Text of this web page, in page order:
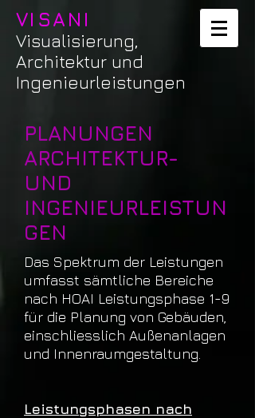
VISANI
Visualisierung,
Architektur und
Ingenieurleistungen​
PLANUNGEN ​
ARCHITEKTUR-
UND
INGENIEURLEISTUN
GEN
Das Spektrum der Leistungen
umfasst sämtliche Bereiche
nach HOAI Leistungsphase 1-9
für die Planung von Gebäuden,
einschliesslich Außenanlagen
und Innenraumgestaltung.
Leistungsphasen nach